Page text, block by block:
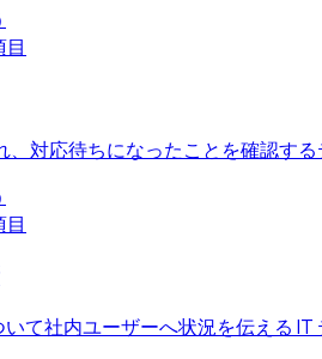
、対応待ちになったことを確認す
て社内ユーザーへ状況を伝える IT